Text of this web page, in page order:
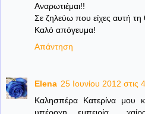
Αναρωτιέμαι!!
Σε ζηλεύω που είχες αυτή τη
Καλό απόγευμα!
Απάντηση
Elena 25 Ιουνίου 2012 στις
Καλησπέρα Κατερίνα μου